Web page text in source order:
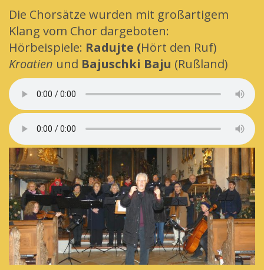
Die Chorsätze wurden mit großartigem
Klang vom Chor dargeboten:
Hörbeispiele: Radujte (Hört den Ruf)
Kroatien und Bajuschki Baju (Rußland)